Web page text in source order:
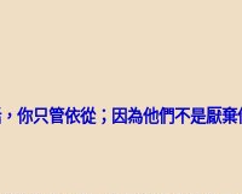
你只管依從；因為他們不是厭